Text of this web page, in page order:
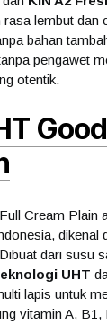
lembut dan
bahan
pengawet
otentik.
Cream Plain
dikenal
dari susu
UHT
lapis untuk
vitamin A,